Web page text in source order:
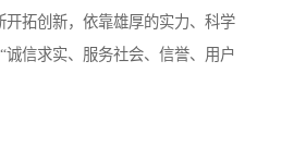
开拓创新，依靠雄厚的实力、科学
诚信求实、服务社会、信誉、用户